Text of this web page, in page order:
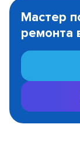
1
Мастер
ремонта